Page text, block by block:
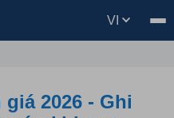
VI
2026 - Ghi